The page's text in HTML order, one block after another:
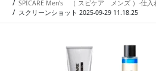
SPICARE Men’s （ スピケア メンズ ）-仕入
スクリーンショット 2025-09-29 11.18.25